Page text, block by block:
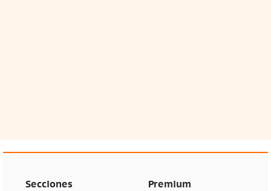
Secciones Premium